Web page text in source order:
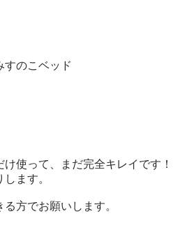
すのこベッド
使って、まだ完全キレイです！
ます。
方でお願いします。